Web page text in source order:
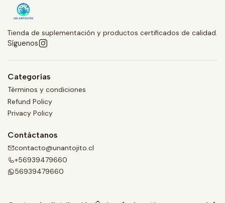
Tienda de suplementación y productos certificados de calidad.
Síguenos
Categorías
Términos y condiciones
Refund Policy
Privacy Policy
Contáctanos
contacto@unantojito.cl
+56939479660
56939479660